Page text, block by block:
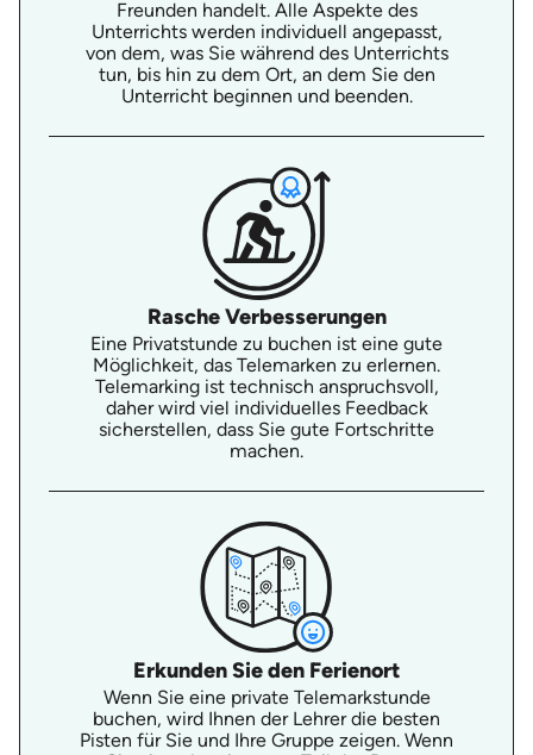
Freunden handelt. Alle Aspekte des
Unterrichts werden individuell angepasst,
von dem, was Sie während des Unterrichts
tun, bis hin zu dem Ort, an dem Sie den
Unterricht beginnen und beenden.
Rasche Verbesserungen
Eine Privatstunde zu buchen ist eine gute
Möglichkeit, das Telemarken zu erlernen.
Telemarking ist technisch anspruchsvoll,
daher wird viel individuelles Feedback
sicherstellen, dass Sie gute Fortschritte
machen.
Erkunden Sie den Ferienort
Wenn Sie eine private Telemarkstunde
buchen, wird Ihnen der Lehrer die besten
Pisten für Sie und Ihre Gruppe zeigen. Wenn